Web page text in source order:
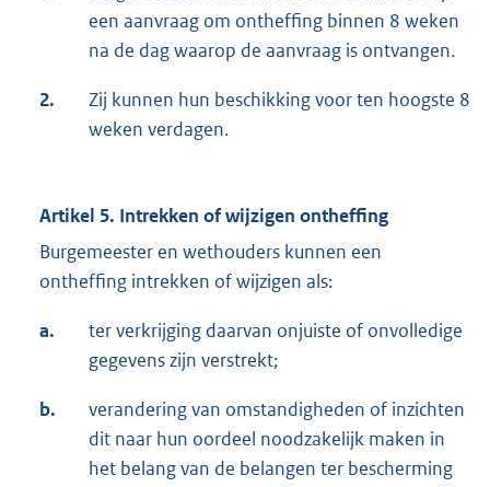
een aanvraag om ontheffing binnen 8 weken
na de dag waarop de aanvraag is ontvangen.
2.
Zij kunnen hun beschikking voor ten hoogste 8
weken verdagen.
Artikel 5. Intrekken of wijzigen ontheffing
Burgemeester en wethouders kunnen een
ontheffing intrekken of wijzigen als:
a.
ter verkrijging daarvan onjuiste of onvolledige
gegevens zijn verstrekt;
b.
verandering van omstandigheden of inzichten
dit naar hun oordeel noodzakelijk maken in
het belang van de belangen ter bescherming